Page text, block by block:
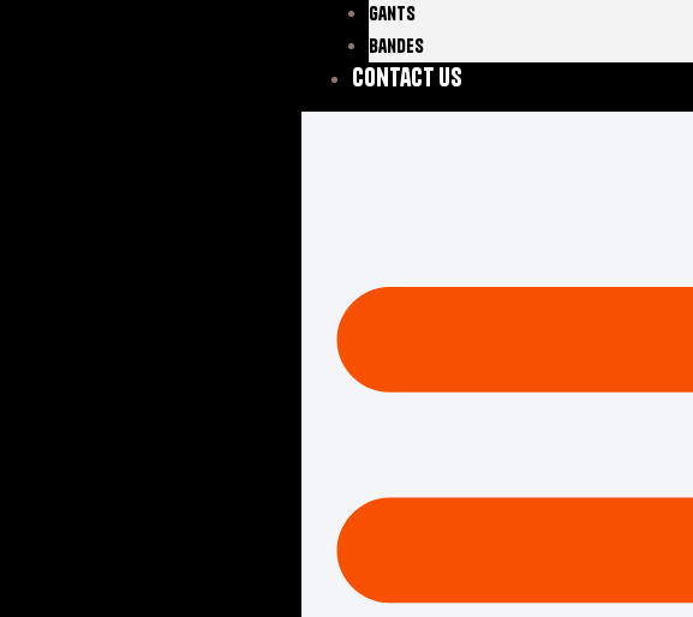
Gants
Bandes
Contact Us